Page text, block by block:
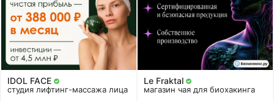
IDOL FACE
студия лифтинг-массажа лица
Le Fraktal
магазин чая для биохакинга